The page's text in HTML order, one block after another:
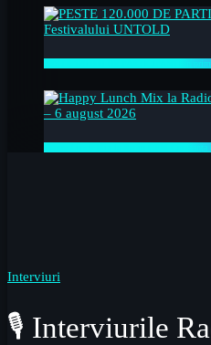
PESTE 120.000 DE PARTICIPANȚI în
Happy Lunch Mix la Radio CFM
Interviuri
🎙 Interviurile